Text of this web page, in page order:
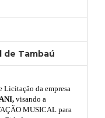
de Tambaú
Licitação da empresa
, visando a
MUSICAL para